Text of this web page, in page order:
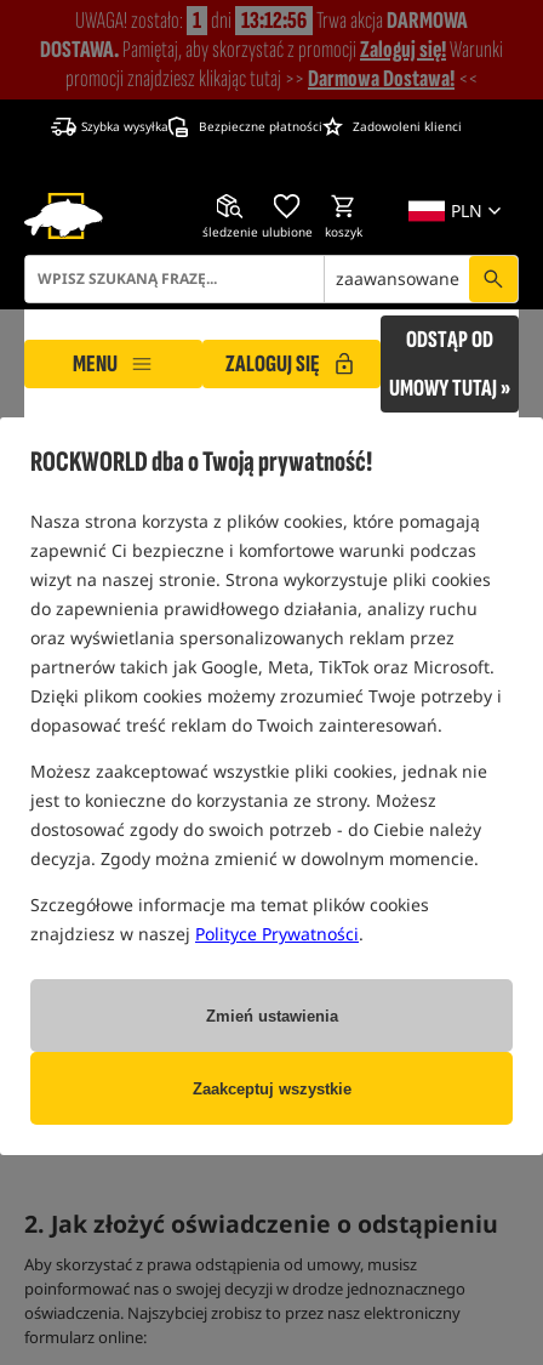
ROCKWORLD dba o Twoją prywatność!
Nasza strona korzysta z plików cookies, które pomagają
zapewnić Ci bezpieczne i komfortowe warunki podczas
wizyt na naszej stronie. Strona wykorzystuje pliki cookies
do zapewnienia prawidłowego działania, analizy ruchu
oraz wyświetlania spersonalizowanych reklam przez
partnerów takich jak Google, Meta, TikTok oraz Microsoft.
Dzięki plikom cookies możemy zrozumieć Twoje potrzeby i
dopasować treść reklam do Twoich zainteresowań.
Możesz zaakceptować wszystkie pliki cookies, jednak nie
jest to konieczne do korzystania ze strony. Możesz
dostosować zgody do swoich potrzeb - do Ciebie należy
decyzja. Zgody można zmienić w dowolnym momencie.
Szczegółowe informacje ma temat plików cookies
znajdziesz w naszej Polityce Prywatności.
Zmień ustawienia
Zaakceptuj wszystkie
UWAGA! zostało: 1 dni 13:12:55 Trwa akcjaDARMOWA
DOSTAWA.Pamiętaj, aby skorzystać z promocjiZaloguj się!Warunki
promocji znajdziesz klikając tutaj >>Darmowa Dostawa! <<
Szybka wysyłka Bezpieczne płatności Zadowoleni klienci
PLN
śledzenie ulubione koszyk
zaawansowane
MENU ZALOGUJ SIĘ
ODSTĄP OD
UMOWY TUTAJ »
Warunki zakupów, regulaminy Prawo odstąpienia od umowy
PRAWO ODSTĄPIENIA OD UMOWY
Jako konsument masz prawo odstąpić od umowy zawartej na
odległość bez podawania przyczyny.
Poniżej znajdziesz wszystko, co musisz wiedzieć.
14 dni na zwrot — gwarantowane ustawą
________________________________________________________
1. Termin i warunki odstąpienia
Masz prawo odstąpić od niniejszej umowy w terminie
14 dni bez
podawania jakiejkolwiek przyczyny. Termin do odstąpienia od
umowy wygasa po upływie 14 dni od dnia, w którym
wszedłeś/weszłaś w posiadanie rzeczy lub w którym osoba trzecia
inna niż przewoźnik, wskazana przez Ciebie, weszła w posiadanie
Jeżeli nie zostałeś/aś poinformowany/a o prawie odstąpienia
odstąpienie wynosi 12 miesięcy od daty pierwotnego
wygaśnięcia terminu 14-dniowego.
W przypadku zamówienia obejmującego wiele rzeczy dostarczanych
2. Jak złożyć oświadczenie o odstąpieniu
Aby skorzystać z prawa odstąpienia od umowy, musisz
poinformować nas o swojej decyzji w drodze jednoznacznego
oświadczenia. Najszybciej zrobisz to przez nasz elektroniczny
formularz online: